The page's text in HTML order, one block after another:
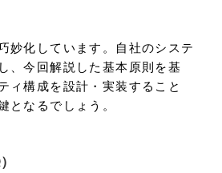
妙化しています。自社のシステ
、今回解説した基本原則を基
ィ構成を設計・実装すること
となるでしょう。